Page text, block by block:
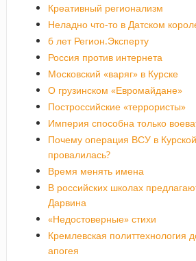
Креативный регионализм
Неладно что-то в Датском
6 лет Регион.Эксперту
Россия против интернета
Московский «варяг» в Курске
О грузинском «Евромайдане»
Построссийские «террористы»
Империя способна только
Почему операция ВСУ в
провалилась?
Время менять имена
В российских школах
Дарвина
«Недостоверные» стихи
Кремлевская политтехнология
апогея